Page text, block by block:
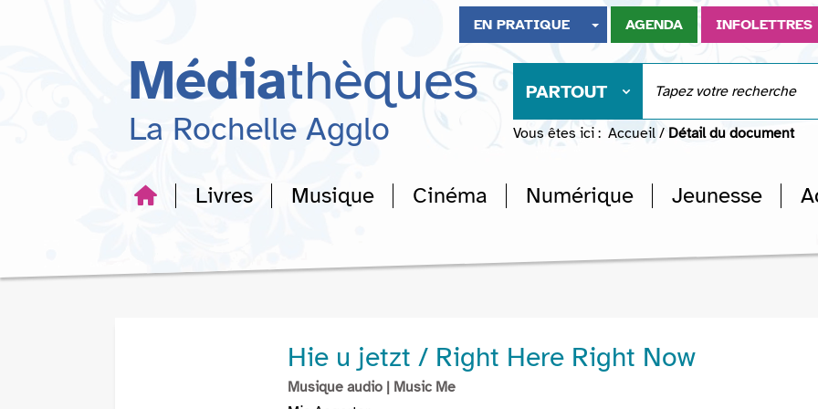
recherche
EN PRATIQUE AGENDA INFOLETTRES
Médiathèques
La Rochelle Agglo
PARTOUT
Vous êtes ici : Accueil / Détail du document
Livres Musique Cinéma Numérique Jeunesse
Hie u jetzt / Right Here Right Now
Musique audio | Music Me